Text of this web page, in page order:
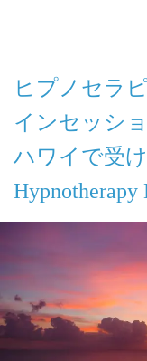
ヒプノセラ
インセッシ
ハワイで受
Hypnotherapy